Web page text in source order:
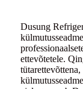
Dusung
ettevõtetele.